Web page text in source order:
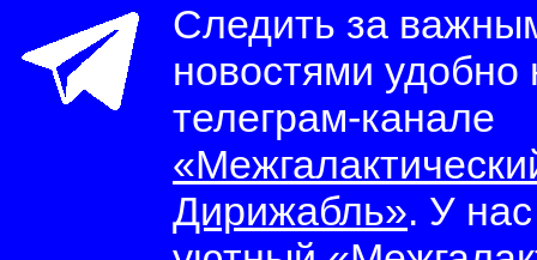
Следить за
новостями
телеграм-канале
Дирижабль». У